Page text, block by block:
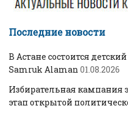
Последние новости
В Астане состоится
Samruk Alaman 01.08.2026
Избирательная кампания
этап открытой